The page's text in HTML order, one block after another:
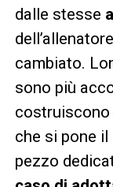
dalle stesse
cambiato.
sono più
costruiscono
che si pone il
pezzo